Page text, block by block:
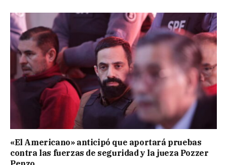
«El Americano» anticipó que aportará pruebas
contra las fuerzas de seguridad y la jueza Pozzer